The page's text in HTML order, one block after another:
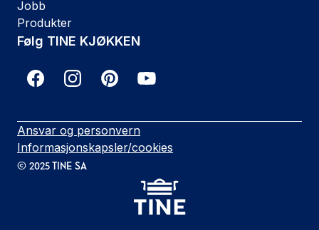
Jobb
Produkter
Følg TINE KJØKKEN
Ansvar og personvern
Informasjonskapsler/cookies
©2025TINE SA